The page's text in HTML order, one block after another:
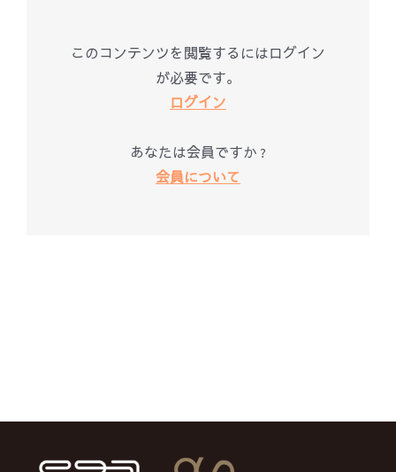
このコンテンツを閲覧するにはログイン
が必要です。
ログイン
あなたは会員ですか ?
会員について